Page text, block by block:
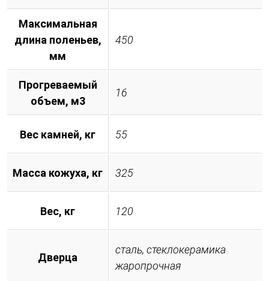
Максимальная
длина поленьев,
мм
450
Прогреваемый
объем, м3
16
Вес камней, кг 55
Масса кожуха, кг 325
Вес, кг 120
Дверца
сталь, стеклокерамика
жаропрочная